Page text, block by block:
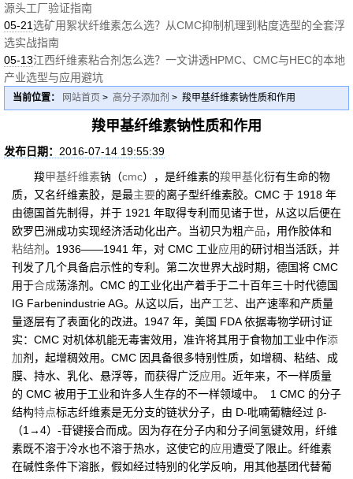
源头工厂验证指南
05-21选矿用絮状纤维素怎么选？从CMC抑制机理到粘度选型的全套浮
选实战指南
05-13江西纤维素粘合剂怎么选？一文讲透HPMC、CMC与HEC的本地
产业选型与应用避坑
当前位置： 网站首页 > 高分子添加剂 > 羧甲基纤维素钠性质和作用
羧甲基纤维素钠性质和作用
发布日期： 2016-07-14 19:55:39
羧甲基纤维素钠（cmc），是纤维素的羧甲基化衍有生命的物
质，又名纤维素胶，是最主要的离子型纤维素胶。CMC 于 1918 年
由德国首先制得，并于 1921 年取得专利而见诸于世，从这以后便在
欧罗巴洲成功实现经济活动化出产。当初只为粗产品，用作胶体和
粘结剂。1936——1941 年，对 CMC 工业应用的研讨相当活跃，并
刊发了几个具备启示性的专利。第二次世界大战时期，德国将 CMC
用于合成荡涤剂。CMC 的工业化出产着手于二十百年三十时代德国
IG Farbenindustrie AG。从这以后，出产工艺、出产速率和产质量
量逐层有了表面化的改进。1947 年，美国 FDA 依据毒物学研讨证
实：CMC 对机体机能无毒害效用，准许将其用于食物加工业中作添
加剂，起增稠效用。CMC 因具备很多特别性质，如增稠、粘结、成
膜、持水、乳化、悬浮等，而获得广泛应用。近年来，不一样质量
的 CMC 被用于工业和许多人生存的不一样领域中。 1 CMC 的分子
结构特点标志纤维素是无分支的链状分子，由 D-吡喃葡糖经过 β-
（1→4）-苷键接合而成。因为存在分子内和分子间氢键效用，纤维
素既不溶于冷水也不溶于热水，这使它的应用遭受了限止。纤维素
在碱性条件下溶胀，假如经过特别的化学反响，用其他基团代替葡